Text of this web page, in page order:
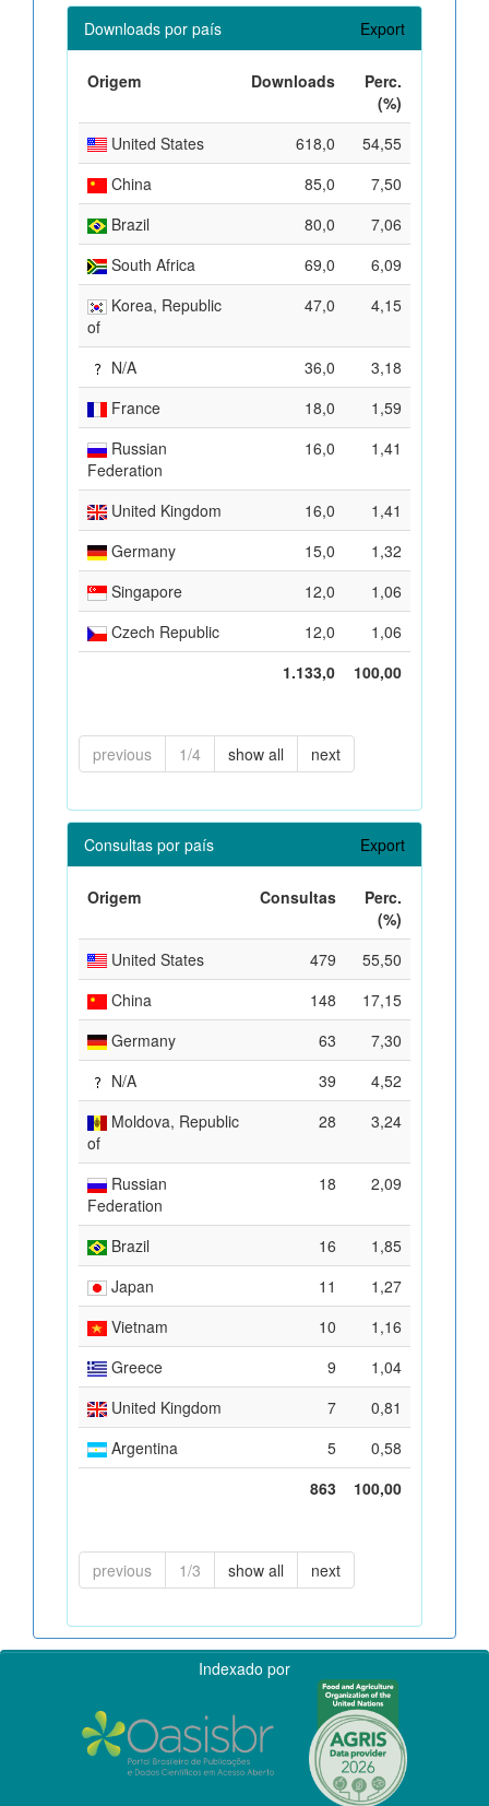
Downloads por país Export
Origem Downloads
Perc.
(%)
United States
618,0
54,55
China
85,0
7,50
Brazil
80,0
7,06
South Africa
69,0
6,09
Korea, Republic
of
47,0 4,15
N/A 36,0
3,18
France
18,0
1,59
Russian
Federation
16,0 1,41
United Kingdom 16,0
1,41
Germany
15,0
1,32
Singapore
12,0
1,06
Czech Republic
12,0
1,06
1.133,0
100,00
previous 1/4 show all next
Consultas por país Export
Origem Consultas
Perc.
(%)
United States
479
55,50
China
148
17,15
Germany
63
7,30
N/A
39
4,52
Moldova, Republic
of
28 3,24
Russian
Federation
18 2,09
Brazil 16
1,85
Japan
11
1,27
Vietnam
10
1,16
Greece
9
1,04
United Kingdom
7
0,81
Argentina
5
0,58
863
100,00
previous 1/3 show all next
Indexado por